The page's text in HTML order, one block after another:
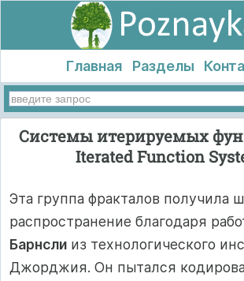
Главная Разделы
Системы итерируемых
Iterated Function
Эта группа фракталов получила
распространение благодаря
Барнсли из технологического
Джорджия. Он пытался